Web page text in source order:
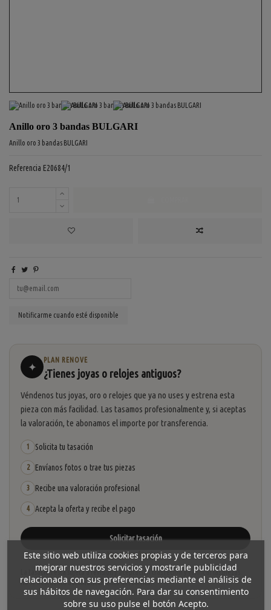
Anillo oro 3 bandas BULGARI
Anillo oro 3 bandas BULGARI
Referencia E20684/1
✦
PLAN RENOVE
¿Tienes joyas o relojes antiguos?
Véndenos tus joyas, oro o relojes que ya no uses y estrena esta
pieza con más facilidad. Las tasamos profesionalmente y, si aceptas
la valoración, te abonamos el importe por transferencia.
1 Solicita tu tasación
2 Envíanos fotos o trae tus piezas
3 Recibe una valoración profesional
4 Acepta la oferta y recibe el pago
Solicitar tasación
Ver cómo funciona
La tasación está sujeta a revisión y aceptación tras recibir y verificar las piezas.
No se descuenta automáticamente del carrito.
Este sitio web utiliza cookies propias y de terceros para
mejorar nuestros servicios y mostrarle publicidad
relacionada con sus preferencias mediante el análisis de
sus hábitos de navegación. Para dar su consentimiento
sobre su uso pulse el botón Acepto.